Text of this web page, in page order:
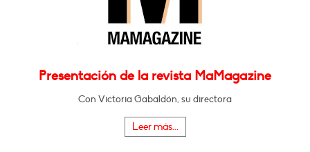
Presentación de la revista MaMagazine
Con Victoria Gabaldón, su directora
Leer más...